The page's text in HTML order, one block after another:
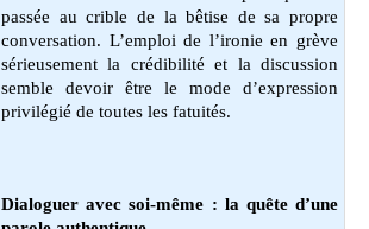
passée au crible de la bêtise de sa propre
conversation. L’emploi de l’ironie en grève
sérieusement la crédibilité et la discussion
semble devoir être le mode d’expression
privilégié de toutes les fatuités.
Dialoguer avec soi-même : la quête d’une